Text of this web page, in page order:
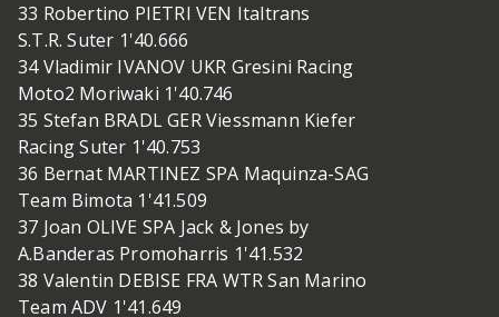
33 Robertino PIETRI VEN Italtrans
S.T.R. Suter 1'40.666
34 Vladimir IVANOV UKR Gresini Racing
Moto2 Moriwaki 1'40.746
35 Stefan BRADL GER Viessmann Kiefer
Racing Suter 1'40.753
36 Bernat MARTINEZ SPA Maquinza-SAG
Team Bimota 1'41.509
37 Joan OLIVE SPA Jack & Jones by
A.Banderas Promoharris 1'41.532
38 Valentin DEBISE FRA WTR San Marino
Team ADV 1'41.649